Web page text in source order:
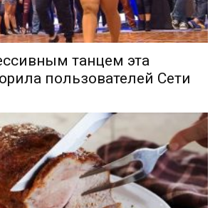
танцем эта
пользователей Сети